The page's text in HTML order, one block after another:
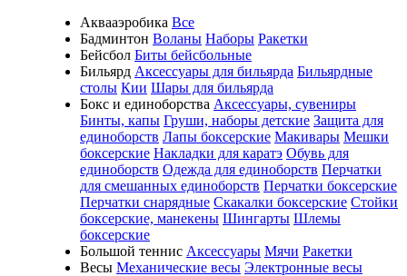
Аквааэробика Все
Бадминтон Воланы Наборы Ракетки
Бейсбол Биты бейсбольные
Бильярд Аксессуары для бильярда Бильярдные
столы Кии Шары для бильярда
Бокс и единоборства Аксессуары, сувениры
Бинты, капы Груши, наборы детские Защита для
единоборств Лапы боксерские Макивары Мешки
боксерские Накладки для каратэ Обувь для
единоборств Одежда для единоборств Перчатки
для смешанных единоборств Перчатки боксерские
Перчатки снарядные Скакалки боксерские Стойки
боксерские, манекены Шингарты Шлемы
боксерские
Большой теннис Аксессуары Мячи Ракетки
Весы Механические весы Электронные весы